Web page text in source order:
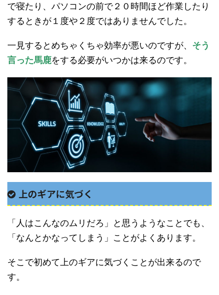
で寝たり、パソコンの前で２０時間ほど作業したり
するときが１度や２度ではありませんでした。
一見するとめちゃくちゃ効率が悪いのですが、 そう
言った馬鹿をする必要がいつかは来るのです。
上のギアに気づく
「人はこんなのムリだろ」と思うようなことでも、
「なんとかなってしまう」ことがよくあります。
そこで初めて上のギアに気づくことが出来るので
す。